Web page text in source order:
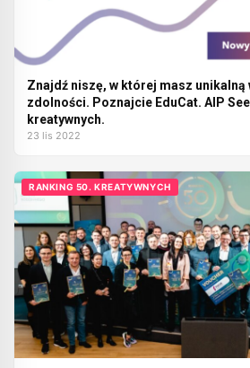
Znajdź niszę, w której masz unikalną
zdolności. Poznajcie EduCat. AIP
kreatywnych.
23 lis 2022
RANKING 50. KREATYWNYCH